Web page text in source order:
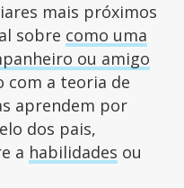
mais próximos
sobre como uma
ou amigo
com a teoria de
aprendem por
dos pais,
a habilidades ou